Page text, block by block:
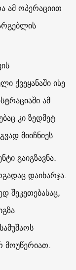
ამ ოპერაციით
ქვეყანაში ისე
ამ
კი ზედმეტ
მიიჩნიეს.
გაიგზავნა.
დაიხარჯა.
შეკეთებასაც,
მოუწერიათ.